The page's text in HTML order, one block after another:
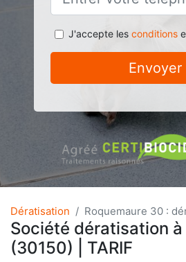
J'accepte les conditions
Envoyer
Dératisation Roquemaure 30 :
Société dératisation à
(30150) | TARIF